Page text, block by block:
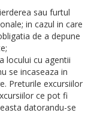
sau furtul
in cazul in care
de a depune
locului cu agentii
se incaseaza in
Preturile excursiilor
ce pot fi
datorandu-se